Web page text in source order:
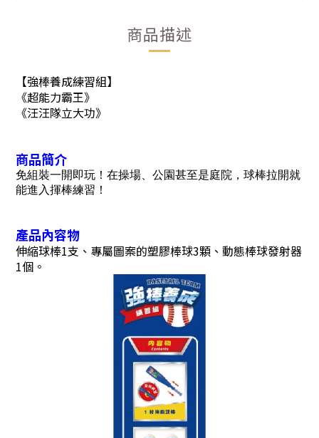
商品描述
【強棒養成練習組】
《超能力霸王》
《汪汪隊立大功》
商品簡介
免組裝一開即玩！在操場、公園甚至是庭院，球棒拉開就
能進入揮棒練習！
產品內容物
伸縮球棒1支、專屬圖案的塑膠棒球3顆、動態棒球發射器
1個。